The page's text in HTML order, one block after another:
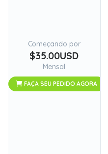
Começando por
$35.00USD
Mensal
FAÇA SEU PEDIDO AGORA